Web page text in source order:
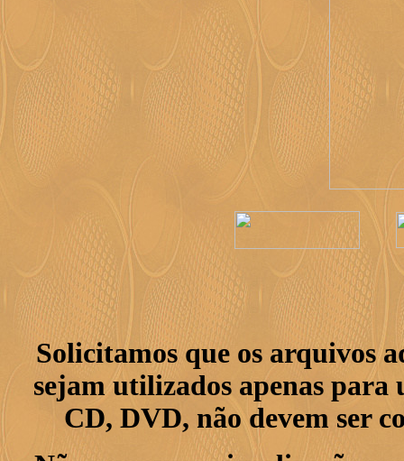
Solicitamos que os arquivos
sejam utilizados apenas para
CD, DVD, não devem ser